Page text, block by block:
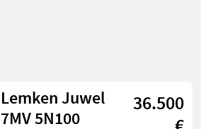
Lemken Juwel
7MV 5N100
36.500